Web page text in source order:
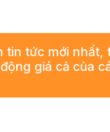
tin tức mới
giá cả của